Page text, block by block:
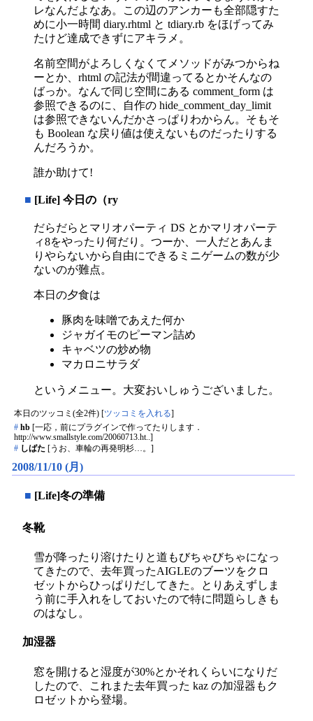
レなんだよなあ。この辺のアンカーも全部隠すた
めに小一時間 diary.rhtml と tdiary.rb をほげってみ
たけど達成できずにアキラメ。
名前空間がよろしくなくてメソッドがみつからね
ーとか、rhtml の記法が間違ってるとかそんなの
ばっか。なんで同じ空間にある comment_form は
参照できるのに、自作の hide_comment_day_limit
は参照できないんだかさっぱりわからん。そもそ
も Boolean な戻り値は使えないものだったりする
んだろうか。
誰か助けて!
■ [Life] 今日の（ry
だらだらとマリオパーティ DS とかマリオパーテ
ィ8をやったり何だり。つーか、一人だとあんま
りやらないから自由にできるミニゲームの数が少
ないのが難点。
本日の夕食は
豚肉を味噌であえた何か
ジャガイモのピーマン詰め
キャベツの炒め物
マカロニサラダ
というメニュー。大変おいしゅうございました。
本日のツッコミ(全2件) [ツッコミを入れる]
# hb [一応，前にプラグインで作ってたりします．
http://www.smallstyle.com/20060713.ht..]
# しばた [うお、車輪の再発明杉…。]
2008/11/10 (月)
■ [Life]冬の準備
冬靴
雪が降ったり溶けたりと道もびちゃびちゃになっ
てきたので、去年買ったAIGLEのブーツをクロ
ゼットからひっぱりだしてきた。とりあえずしま
う前に手入れをしておいたので特に問題らしきも
のはなし。
加湿器
窓を開けると湿度が30%とかそれくらいになりだ
したので、これまた去年買った kaz の加湿器もク
ロゼットから登場。